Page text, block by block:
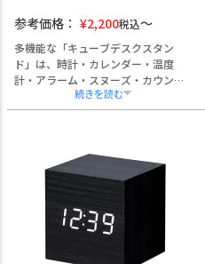
参考価格： ¥2,200税込
多機能な「キューブデスクスタン
ド」は、時計・カレンダー・温度
計・アラーム・スヌーズ・カウント
ダウンタイマーを備えた、実用性に
優れたペンスタンドです。
ー、会議室など幅広いビジネスシー
ンでご活用いただけます。
企業名やロゴの名入れ加工にも対応
しており、ノベルティや創立記念
品、展示会の配布品としても最適で
熨斗・ラッピング・手提げ袋の対応